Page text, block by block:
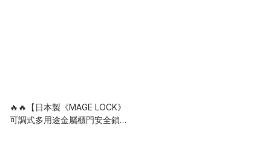
🔥🔥【日本製《MAGE LOCK》
可調式多用途金屬櫃門安全鎖